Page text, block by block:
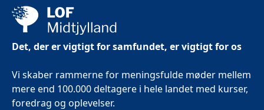
Det, der er vigtigt for samfundet, er vigtigt for os
Vi skaber rammerne for meningsfulde møder mellem
mere end 100.000 deltagere i hele landet med kurser,
foredrag og oplevelser.